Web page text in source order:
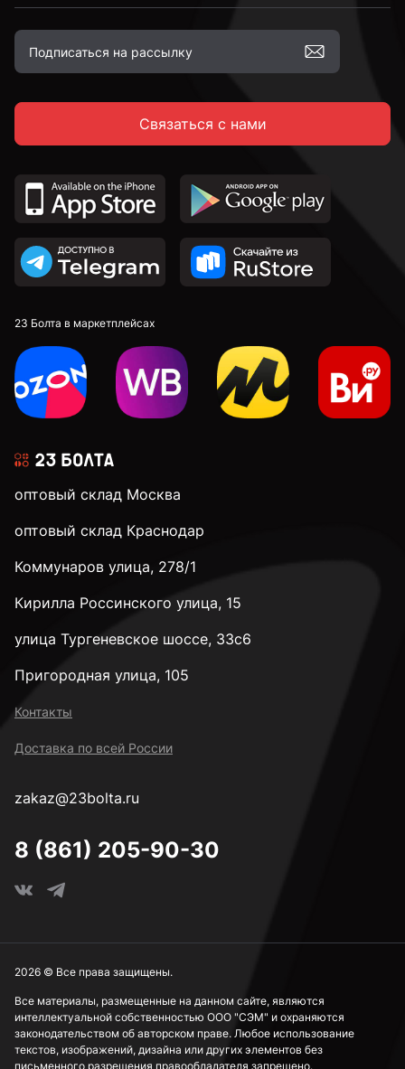
Связаться с нами
23 Болта в маркетплейсах
оптовый склад Москва
оптовый склад Краснодар
Коммунаров улица, 278/1
Кирилла Россинского улица, 15
улица Тургеневское шоссе, 33с6
Пригородная улица, 105
Контакты
Доставка по всей России
zakaz@23bolta.ru
8 (861) 205-90-30
Все материалы, размещенные на данном сайте, являются
интеллектуальной собственностью ООО "СЭМ" и охраняются
законодательством об авторском праве. Любое использование
текстов, изображений, дизайна или других элементов без
письменного разрешения правообладателя запрещено.
2026 © Все права защищены.